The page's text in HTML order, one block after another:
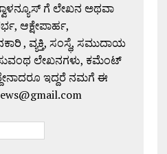
ಗೆ ಲೇಖನ ಅಥವಾ
ಆಕ್ಷೇಪಾರ್ಹ,
, ವ್ಯಕ್ತಿ, ಸಂಸ್ಥೆ, ಸಮುದಾಯ
ಲೇಖನಗಳು, ಕಮೆಂಟ್
ಇದ್ದರೆ ನಮಗೆ ಈ